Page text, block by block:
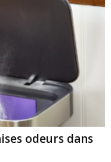
odeurs dans